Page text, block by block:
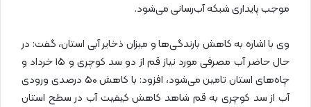
موجب پایداری شبکه آب‌رسانی می‌شود.
وی با اشاره به کاهش بارندگی‌ها و میزان ذخایر آبی استان، گفت: در
حال حاضر آب مصرفی مورد نیاز قم از دو سد کوچری و ۱۵ خرداد و
چاه‌های استان تامین می‌شود، افزود: با کاهش ۵۰ درصدی ورودی
آب از سد کوچری به قم شاهد کاهش کیفیت آب در سطح استان